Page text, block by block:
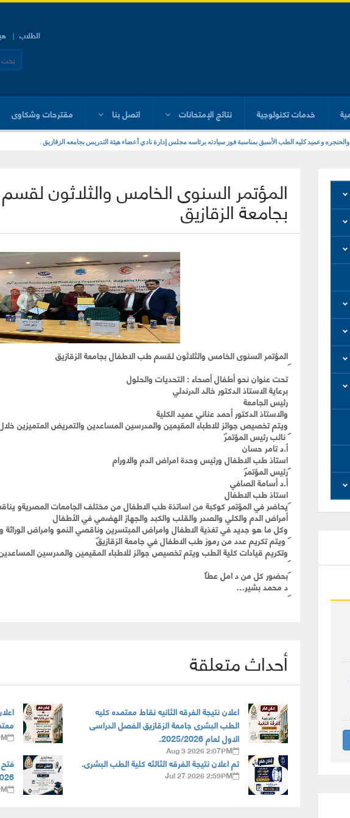
الطلاب
خدمات تكنولوجية نتائج الإمتحانات اتصل بنا مقترحات وشكاوى
والحنجره وعميد كليه الطب الأسبق بمناسبة فوز سيادته برئاسه مجلس إدارة نادي أعضاء هيئة التدريس بجامعه الزقازيق .
المؤتمر السنوى الخامس والثلاثون
بجامعة الزقازيق
المؤتمر السنوى الخامس والثلاثون لقسم طب الاطفال بجامعة الزقازيق
تحت عنوان نحو أطفال أصحاء : التحديات والحلول
برعاية الاستاذ الدكتور خالد الدرندلي
رئيس الجامعة
والاستاذ الدكتور أحمد عناني عميد الكلية
ويتم تخصيص جوائز للاطباء المقيمين والمدرسين المساعدين والتمريض المتميزين
نائب رئيس المؤتمر
أ.د تامر حسان
استاذ طب الاطفال ورئيس وحدة امراض الدم والاورام
رئيس المؤتمر
أ.د أسامة الصافي
استاذ طب الاطفال
يحاضر في المؤتمر كوكبة من اساتذة طب الاطفال من مختلف الجامعات المصريةو
أمراض الدم والكلي والصدر والقلب والكبد والجهاز الهضمي في الأطفال
وكل ما هو جديد في تغذية الاطفال وامراض المبتسرين وناقصي النمو وامراض الوراثة
ويتم تكريم عدد من رموز طب الاطفال في جامعة الزقازيق
وتكريم قيادات كلية الطب ويتم تخصيص جوائز للاطباء المقيمين والمدرسين
بحضور كل من د امل عطا
د محمد بشير…
أحداث متعلقة
اعلان نتيجة الفرقه الثانيه نقاط معتمده كليه
الطب البشرى جامعة الزقازيق الفصل الدراسى
الاول لعام 2025/2026.
Aug 3 2026 2:07PM
فتح
تم اعلان نتيجة الفرقه الثالثه كلية الطب البشرى.
Jul 27 2026 2:59PM